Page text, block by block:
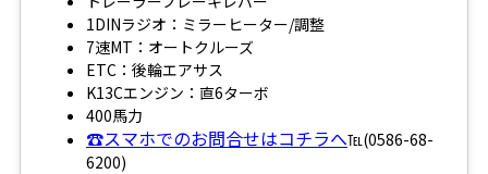
1DINラジオ：ミラーヒーター/調整
7速MT：オートクルーズ
ETC：後輪エアサス
K13Cエンジン：直6ターボ
400馬力
☎スマホでのお問合せはコチラへ℡(0586-68-
6200)